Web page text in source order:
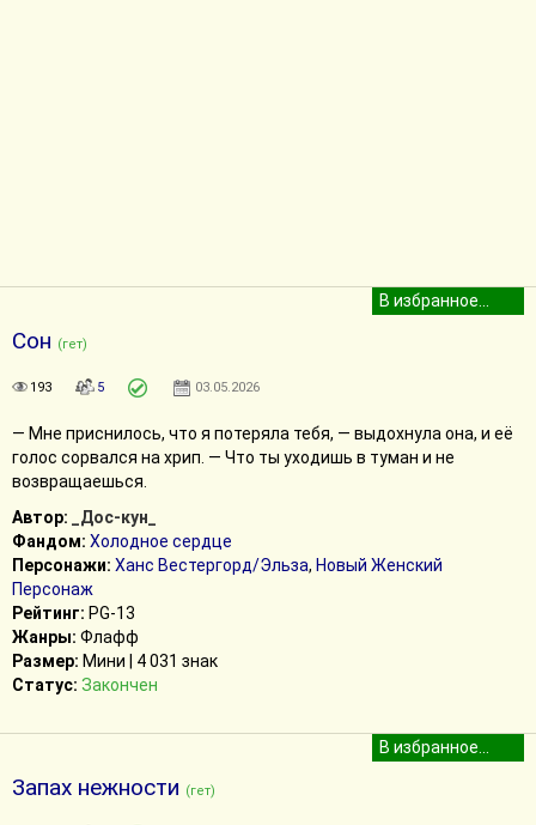
Сон (гет)
193 5 03.05.2026
— Мне приснилось, что я потеряла тебя, — выдохнула она, и её
голос сорвался на хрип. — Что ты уходишь в туман и не
возвращаешься.
Автор:
_Дос-кун_
Фандом: Холодное сердце
Персонажи: Ханс Вестергорд/Эльза, Новый Женский
Персонаж
Рейтинг: PG-13
Жанры: Флафф
Размер: Мини | 4 031 знак
Статус: Закончен
Запах нежности (гет)